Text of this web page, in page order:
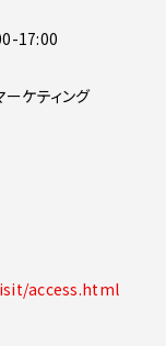
17:00
ケティング
access.html